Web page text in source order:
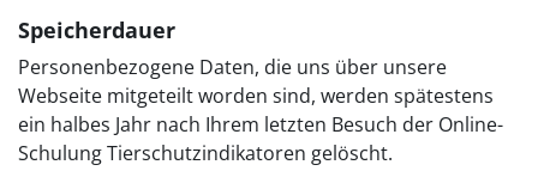
Speicherdauer
Personenbezogene Daten, die uns über unsere
Webseite mitgeteilt worden sind, werden spätestens
ein halbes Jahr nach Ihrem letzten Besuch der Online-
Schulung Tierschutzindikatoren gelöscht.